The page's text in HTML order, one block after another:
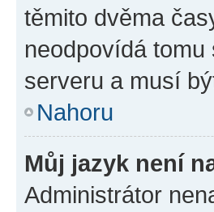
těmito dvěma
neodpovídá
serveru a musí
Nahoru
Můj jazyk není
Administrátor